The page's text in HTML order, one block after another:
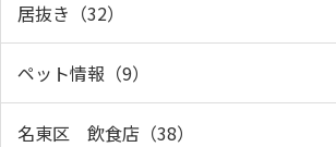
居抜き（32）
ペット情報（9）
名東区 飲食店（38）